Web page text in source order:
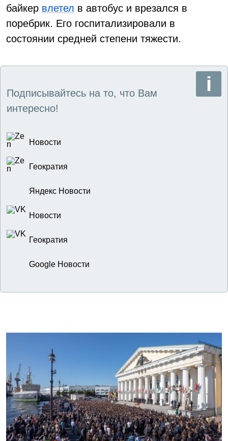
байкер влетел в автобус и врезался в
поребрик. Его госпитализировали в
состоянии средней степени тяжести.
Подписывайтесь на то, что Вам
интересно!
Новости
Геократия
Яндекс Новости
Новости
Геократия
Google Новости